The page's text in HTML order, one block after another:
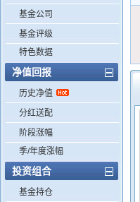
基金公司
基金评级
特色数据
净值回报
历史净值
分红送配
阶段涨幅
季/年度涨幅
投资组合
基金持仓